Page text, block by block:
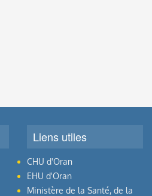
Liens utiles
CHU d'Oran
EHU d'Oran
Ministère de la Santé, de la